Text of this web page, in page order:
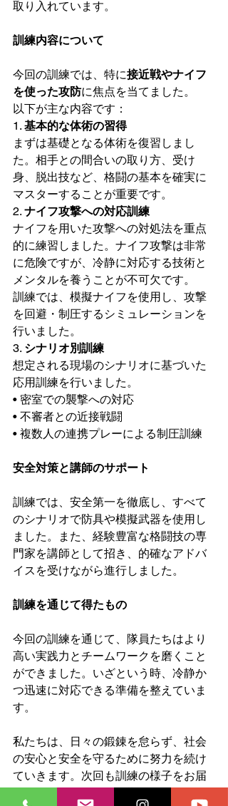
取り入れています。
訓練内容について
今回の訓練では、特に接近戦やナイフ
を使った攻防に焦点を当てました。
以下が主な内容です：
1. 基本的な体術の習得
まずは基礎となる体術を復習しまし
た。相手との間合いの取り方、受け
身、脱出技など、格闘の基本を確実に
マスターすることが重要です。
2. ナイフ攻撃への対応訓練
ナイフを用いた攻撃への対処法を重点
的に練習しました。ナイフ攻撃は非常
に危険ですが、冷静に対応する技術と
メンタルを養うことが不可欠です。
訓練では、模擬ナイフを使用し、攻撃
を回避・制圧するシミュレーションを
行いました。
3. シナリオ別訓練
想定される現場のシナリオに基づいた
応用訓練を行いました。
• 密室での襲撃への対応
• 不審者との近接戦闘
• 複数人の連携プレーによる制圧訓練
安全対策と講師のサポート
訓練では、安全第一を徹底し、すべて
のシナリオで防具や模擬武器を使用し
ました。また、経験豊富な格闘技の専
門家を講師として招き、的確なアドバ
イスを受けながら進行しました。
訓練を通じて得たもの
今回の訓練を通じて、隊員たちはより
高い実践力とチームワークを磨くこと
ができました。いざという時、冷静か
つ迅速に対応できる準備を整えていま
す。
私たちは、日々の鍛錬を怠らず、社会
の安心と安全を守るために努力を続け
ていきます。次回も訓練の様子をお届